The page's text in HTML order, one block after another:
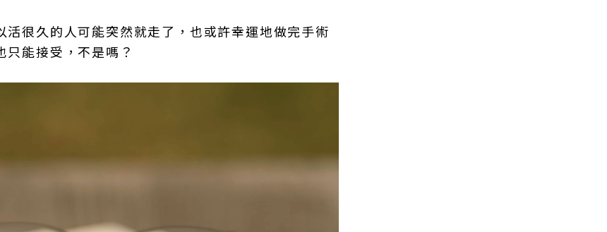
很久的人可能突然就走了，也或許幸運地做完手術
能接受，不是嗎？